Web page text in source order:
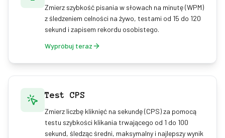
Zmierz szybkość pisania w słowach na minutę (WPM)
z śledzeniem celności na żywo, testami od 15 do 120
sekund i zapisem rekordu osobistego.
Wypróbuj teraz
Test CPS
Zmierz liczbę kliknięć na sekundę (CPS) za pomocą
testu szybkości klikania trwającego od 1 do 100
sekund, śledząc średni, maksymalny i najlepszy wynik